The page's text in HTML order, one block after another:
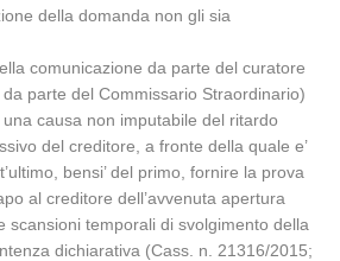
della domanda non gli sia
comunicazione da parte del curatore
parte del Commissario Straordinario)
una causa non imputabile del ritardo
del creditore, a fronte della quale e’
bensi’ del primo, fornire la prova
al creditore dell’avvenuta apertura
scansioni temporali di svolgimento della
dichiarativa (Cass. n. 21316/2015;